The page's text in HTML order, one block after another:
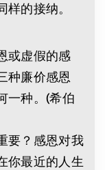
的接纳。
或虚假的感
种廉价感恩
一种。(希伯
要？感恩对我
你最近的人生